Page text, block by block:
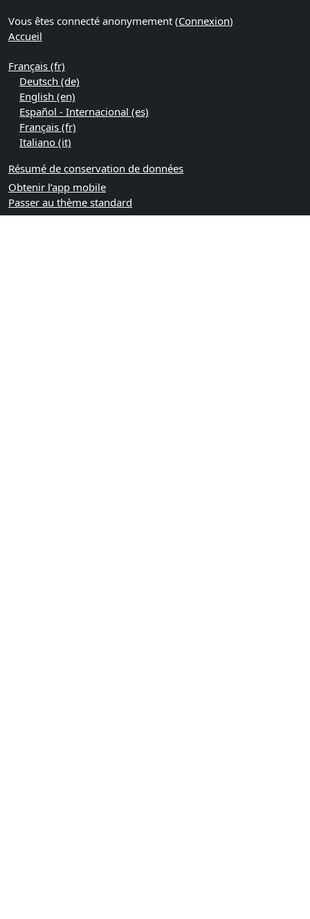
Vous êtes connecté anonymement (Connexion)
Accueil
Français ‎(fr)‎
Deutsch ‎(de)‎
English ‎(en)‎
Español - Internacional ‎(es)‎
Français ‎(fr)‎
Italiano ‎(it)‎
Résumé de conservation de données
Obtenir l’app mobile
Passer au thème standard